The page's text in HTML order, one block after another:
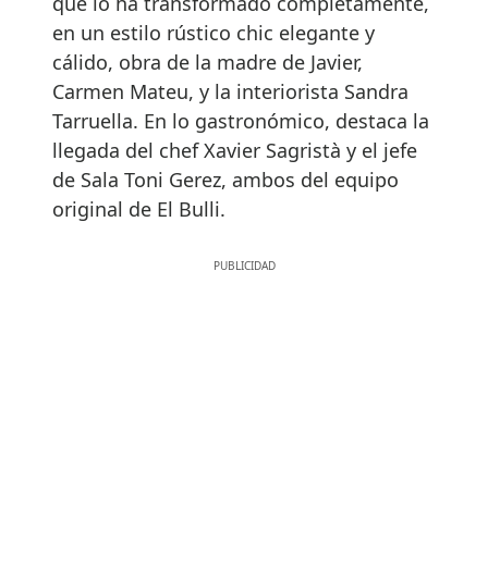
en un estilo rústico chic elegante y
cálido, obra de la madre de Javier,
Carmen Mateu, y la interiorista Sandra
Tarruella. En lo gastronómico, destaca la
llegada del chef Xavier Sagristà y el jefe
de Sala Toni Gerez, ambos del equipo
original de El Bulli.